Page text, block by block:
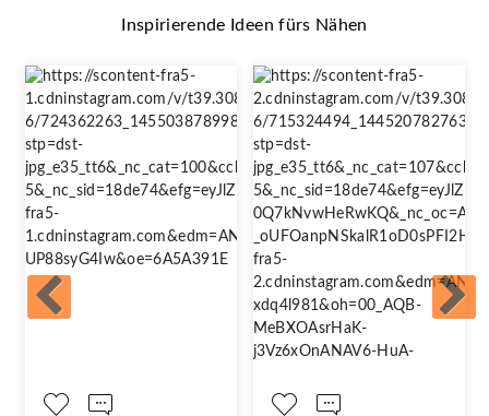
Inspirierende Ideen fürs Nähen